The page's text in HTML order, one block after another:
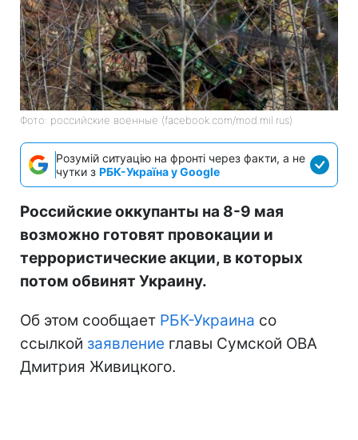
Фото: российские военные (facebook.com/mod.mil.rus)
Розумій ситуацію на фронті через факти, а не
чутки з РБК-Україна у Google
Российские оккупанты на 8-9 мая
возможно готовят провокации и
террористические акции, в которых
потом обвинят Украину.
Об этом сообщает РБК-Украина со
ссылкой заявление главы Сумской ОВА
Дмитрия Живицкого.